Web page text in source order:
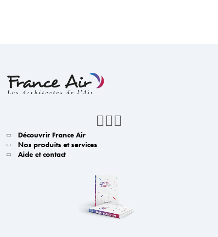
Découvrir France Air
Nos produits et services
Aide et contact